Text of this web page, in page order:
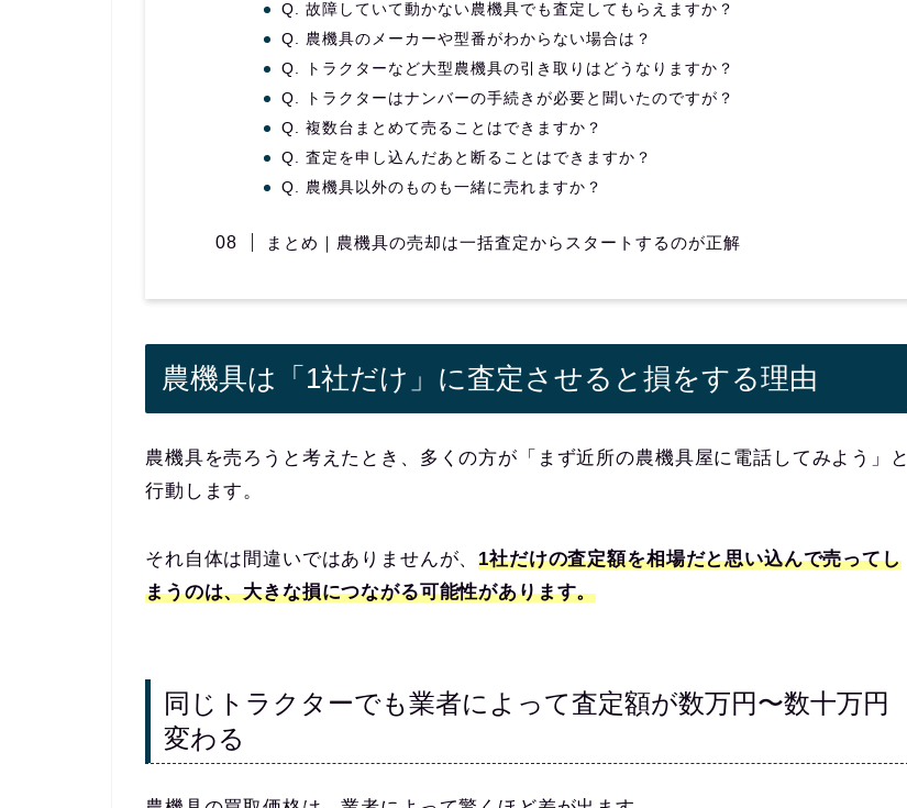
Q. 故障していて動かない農機具でも査定してもらえますか？
Q. 農機具のメーカーや型番がわからない場合は？
Q. トラクターなど大型農機具の引き取りはどうなりますか？
Q. トラクターはナンバーの手続きが必要と聞いたのですが？
Q. 複数台まとめて売ることはできますか？
Q. 査定を申し込んだあと断ることはできますか？
Q. 農機具以外のものも一緒に売れますか？
まとめ｜農機具の売却は一括査定からスタートするのが正解
農機具は「1社だけ」に査定させると損をする理由
農機具を売ろうと考えたとき、多くの方が「まず近所の農機具屋に電話してみよう」と
行動します。
それ自体は間違いではありませんが、1社だけの査定額を相場だと思い込んで売ってし
まうのは、大きな損につながる可能性があります。
同じトラクターでも業者によって査定額が数万円〜数十万円
変わる